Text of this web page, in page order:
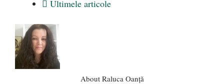
Ultimele articole
About Raluca Oanță